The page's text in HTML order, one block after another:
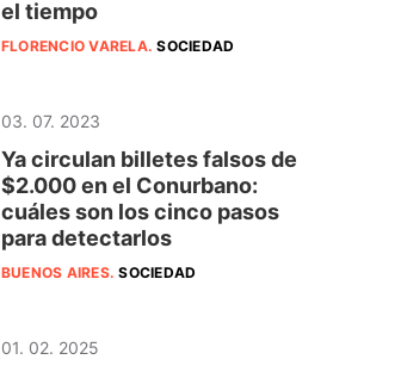
el tiempo
FLORENCIO VARELA.SOCIEDAD
03. 07. 2023
Ya circulan billetes falsos de
$2.000 en el Conurbano:
cuáles son los cinco pasos
para detectarlos
BUENOS AIRES.SOCIEDAD
01. 02. 2025